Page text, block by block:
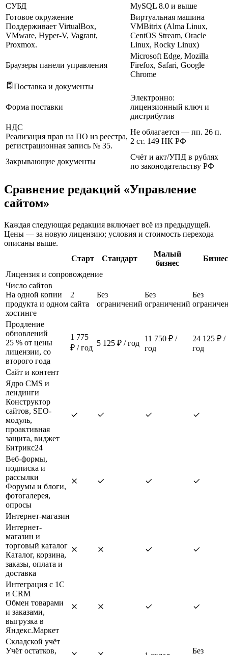
СУБД
MySQL 8.0 и выше
Готовое окружение
Поддерживает VirtualBox,
VMware, Hyper-V, Vagrant,
Proxmox.
Виртуальная машина
VMBitrix (Alma Linux,
CentOS Stream, Oracle
Linux, Rocky Linux)
Браузеры панели управления
Microsoft Edge, Mozilla
Firefox, Safari, Google
Chrome
Поставка и документы
Форма поставки
Электронно:
лицензионный ключ и
дистрибутив
НДС
Реализация прав на ПО из реестра,
регистрационная запись № 35.
Не облагается — пп. 26 п.
2 ст. 149 НК РФ
Закрывающие документы
Счёт и акт/УПД в рублях
по законодательству РФ
Сравнение редакций «Управление
сайтом»
Каждая следующая редакция включает всё из предыдущей.
Цены — за новую лицензию; условия и стоимость перехода
описаны выше.
Старт
Стандарт
Малый
бизнес
Бизнес
Лицензия и сопровождение
Число сайтов
На одной копии
продукта и одном
хостинге
2
сайта
Без
ограничений
Без
ограничений
Без
Продление
обновлений
25 % от цены
лицензии, со
второго года
1 775
₽ / год
5 125 ₽ / год
11 750 ₽ /
год
24 125 ₽ /
год
Сайт и контент
Ядро CMS и
лендинги
Конструктор
сайтов, SEO-
модуль,
проактивная
защита, виджет
Битрикс24
Веб-формы,
подписка и
рассылки
Форумы и блоги,
фотогалерея,
опросы
Интернет-магазин
Интернет-
магазин и
торговый каталог
Каталог, корзина,
заказы, оплата и
доставка
Интеграция с 1С
и CRM
Обмен товарами
и заказами,
выгрузка в
Яндекс.Маркет
Складской учёт
Учёт остатков,
Без